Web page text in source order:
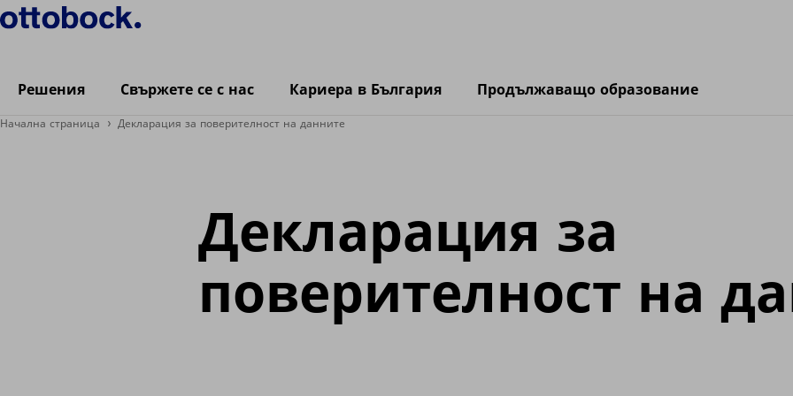
Решения Свържете се с нас Кариера в България Продължаващо образование
Начална страница Декларация за поверителност на данните
Декларация за
поверителност на